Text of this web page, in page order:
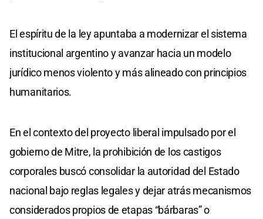
El espíritu de la ley apuntaba a modernizar el sistema
institucional argentino y avanzar hacia un modelo
jurídico menos violento y más alineado con principios
humanitarios.
En el contexto del proyecto liberal impulsado por el
gobierno de Mitre, la prohibición de los castigos
corporales buscó consolidar la autoridad del Estado
nacional bajo reglas legales y dejar atrás mecanismos
considerados propios de etapas “bárbaras” o